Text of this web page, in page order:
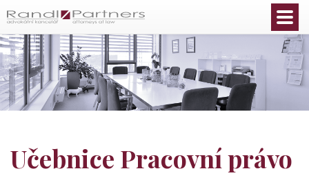
Učebnice Pracovní právo
Čeština